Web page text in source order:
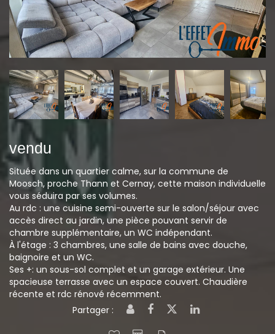
vendu
Située dans un quartier calme, sur la commune de
Moosch, proche Thann et Cernay, cette maison individuelle
vous séduira par ses volumes.
Au rdc : une cuisine semi-ouverte sur le salon/séjour avec
accès direct au jardin, une pièce pouvant servir de
chambre supplémentaire, un WC indépendant.
À l'étage : 3 chambres, une salle de bains avec douche,
baignoire et un WC.
Ses +: un sous-sol complet et un garage extérieur. Une
spacieuse terrasse avec un espace couvert. Chaudière
récente et rdc rénové récemment.
Partager :